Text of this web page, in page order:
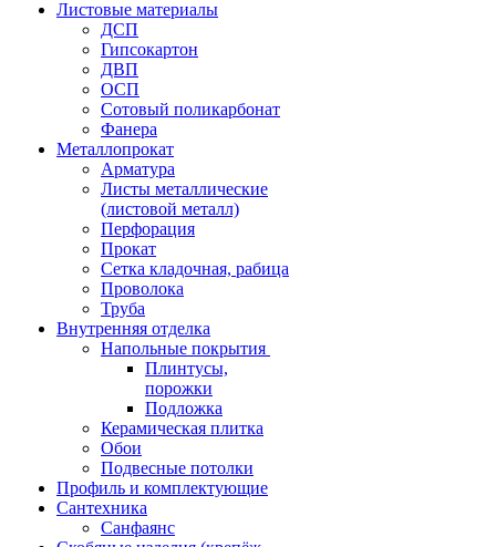
Листовые материалы
ДСП
Гипсокартон
ДВП
ОСП
Сотовый поликарбонат
Фанера
Металлопрокат
Арматура
Листы металлические
(листовой металл)
Перфорация
Прокат
Сетка кладочная, рабица
Проволока
Труба
Внутренняя отделка
Напольные покрытия
Плинтусы,
порожки
Подложка
Керамическая плитка
Обои
Подвесные потолки
Профиль и комплектующие
Сантехника
Санфаянс